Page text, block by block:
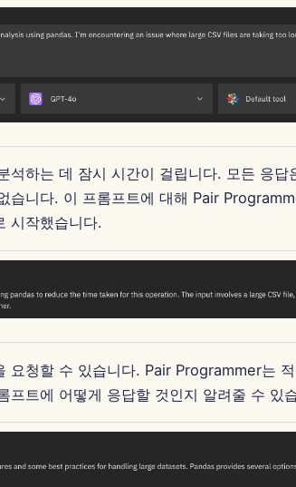
석하는 데 잠시 시간이 걸립니다. 모든 응답
습니다. 이 프롬프트에 대해 Pair
시작했습니다.
요청할 수 있습니다. Pair Programmer는
프트에 어떻게 응답할 것인지 알려줄 수 있